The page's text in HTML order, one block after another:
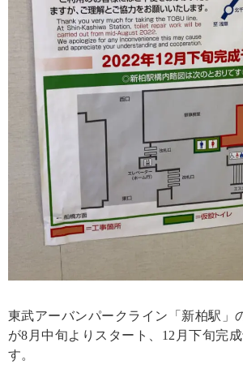
東武アーバンパークライン「新柏駅」
が8月中旬よりスタート、12月下旬完
す。